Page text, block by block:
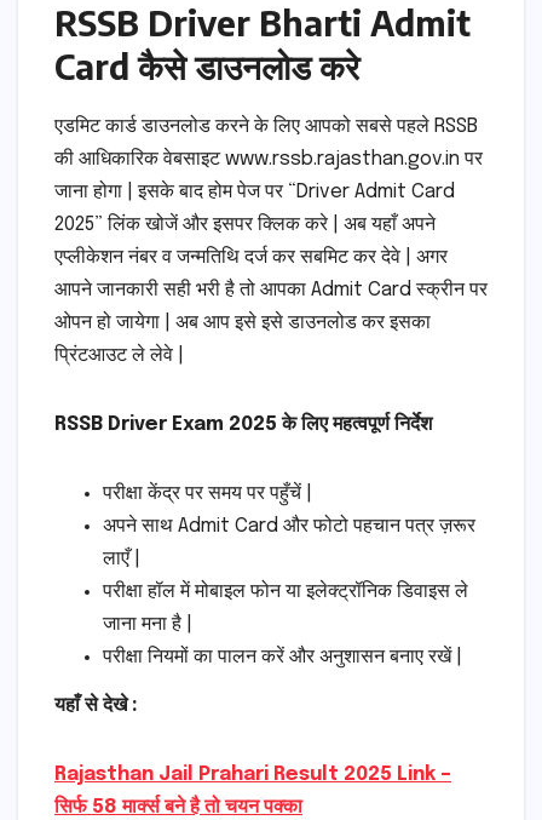
RSSB Driver Bharti Admit
Card कैसे डाउनलोड करे
एडमिट कार्ड डाउनलोड करने के लिए आपको सबसे पहले RSSB
की आधिकारिक वेबसाइट www.rssb.rajasthan.gov.in पर
जाना होगा | इसके बाद होम पेज पर “Driver Admit Card
2025” लिंक खोजें और इसपर क्लिक करे | अब यहाँ अपने
एप्लीकेशन नंबर व जन्मतिथि दर्ज कर सबमिट कर देवे | अगर
आपने जानकारी सही भरी है तो आपका Admit Card स्क्रीन पर
ओपन हो जायेगा | अब आप इसे इसे डाउनलोड कर इसका
प्रिंटआउट ले लेवे |
RSSB Driver Exam 2025 के लिए महत्वपूर्ण निर्देश
परीक्षा केंद्र पर समय पर पहुँचें |
अपने साथ Admit Card और फोटो पहचान पत्र ज़रूर
लाएँ |
परीक्षा हॉल में मोबाइल फोन या इलेक्ट्रॉनिक डिवाइस ले
जाना मना है |
परीक्षा नियमों का पालन करें और अनुशासन बनाए रखें |
यहाँ से देखे :
Rajasthan Jail Prahari Result 2025 Link –
सिर्फ 58 मार्क्स बने है तो चयन पक्का